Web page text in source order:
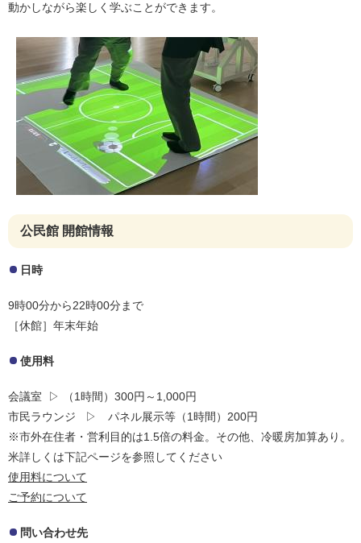
動かしながら楽しく学ぶことができます。
公民館 開館情報
日時
9時00分から22時00分まで
［休館］年末年始
使用料
会議室 ▷ （1時間）300円～1,000円
市民ラウンジ ▷ パネル展示等（1時間）200円
※市外在住者・営利目的は1.5倍の料金。その他、冷暖房加算あり。
米詳しくは下記ページを参照してください
使用料について
ご予約について
問い合わせ先